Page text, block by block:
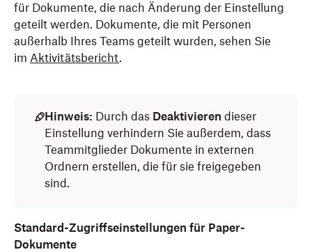
für Dokumente, die nach Änderung der Einstellung
geteilt werden. Dokumente, die mit Personen
außerhalb Ihres Teams geteilt wurden, sehen Sie
im Aktivitätsbericht.
Hinweis: Durch das Deaktivieren dieser
Einstellung verhindern Sie außerdem, dass
Teammitglieder Dokumente in externen
Ordnern erstellen, die für sie freigegeben
sind.
Standard-Zugriffseinstellungen für Paper-
Dokumente